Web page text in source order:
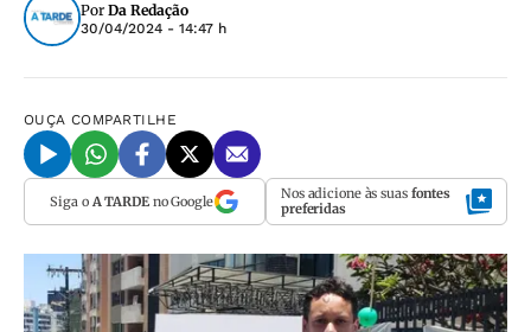
Por Da Redação
30/04/2024 - 14:47 h
OUÇA COMPARTILHE
Siga o A TARDEno Google Nos adicione às suas fontes
preferidas